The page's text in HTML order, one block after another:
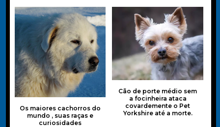
Os maiores cachorros do
mundo , suas raças e
curiosidades
Cão de porte médio sem
a focinheira ataca
covardemente o Pet
Yorkshire até a morte.